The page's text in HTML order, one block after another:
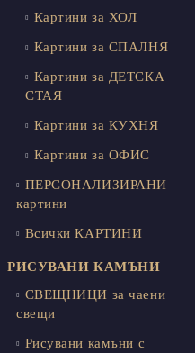
Картини за ХОЛ
Картини за СПАЛНЯ
Картини за ДЕТСКА
СТАЯ
Картини за КУХНЯ
Картини за ОФИС
ПЕРСОНАЛИЗИРАНИ
картини
Всички КАРТИНИ
РИСУВАНИ КАМЪНИ
СВЕЩНИЦИ за чаени
свещи
Рисувани камъни с